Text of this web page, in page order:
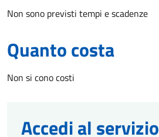
Non sono previsti tempi e scadenze
Quanto costa
Non si cono costi
Accedi al servizio